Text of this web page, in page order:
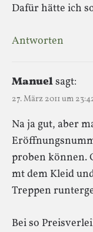
Dafür hätte ich
Antworten
Manuelsagt:
27. März 2011 um
Na ja gut, aber
proben können.
mt dem Kleid
Treppen
Bei so